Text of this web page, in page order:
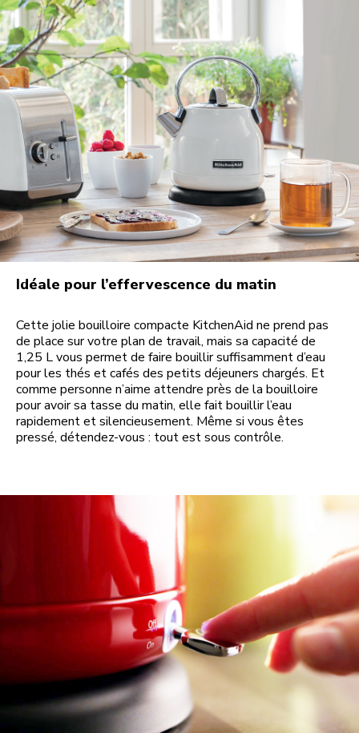
Idéale pour l’effervescence du matin
Cette jolie bouilloire compacte KitchenAid ne prend pas
de place sur votre plan de travail, mais sa capacité de
1,25 L vous permet de faire bouillir suffisamment d’eau
pour les thés et cafés des petits déjeuners chargés. Et
comme personne n’aime attendre près de la bouilloire
pour avoir sa tasse du matin, elle fait bouillir l’eau
rapidement et silencieusement. Même si vous êtes
pressé, détendez-vous : tout est sous contrôle.